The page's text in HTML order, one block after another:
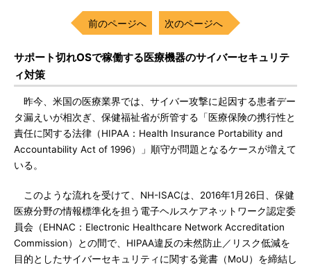
前のページへ 次のページへ
サポート切れOSで稼働する医療機器のサイバーセキュリテ
ィ対策
昨今、米国の医療業界では、サイバー攻撃に起因する患者デー
タ漏えいが相次ぎ、保健福祉省が所管する「医療保険の携行性と
責任に関する法律（HIPAA：Health Insurance Portability and
Accountability Act of 1996）」順守が問題となるケースが増えて
いる。
このような流れを受けて、NH-ISACは、2016年1月26日、保健
医療分野の情報標準化を担う電子ヘルスケアネットワーク認定委
員会（EHNAC：Electronic Healthcare Network Accreditation
Commission）との間で、HIPAA違反の未然防止／リスク低減を
目的としたサイバーセキュリティに関する覚書（MoU）を締結し